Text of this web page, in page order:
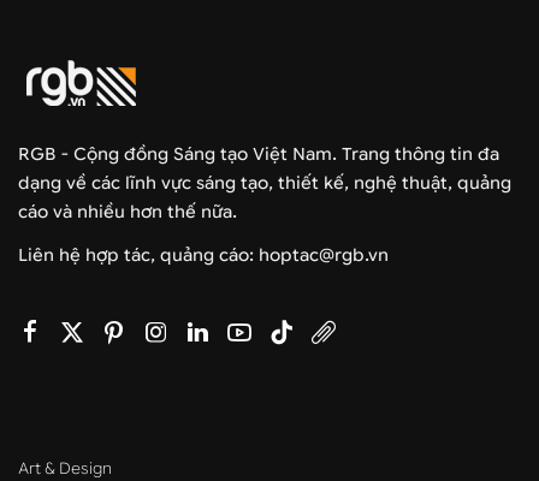
RGB - Cộng đồng Sáng tạo Việt Nam. Trang thông tin đa
dạng về các lĩnh vực sáng tạo, thiết kế, nghệ thuật, quảng
cáo và nhiều hơn thế nữa.
Liên hệ hợp tác, quảng cáo: hoptac@rgb.vn
Art & Design